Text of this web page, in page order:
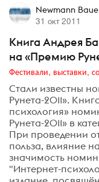
Newmann
31 окт 2011
Книга Андрея
на «Премию
Фестивали, выставки,
Стали известны
Рунета-2011».
психология»
Рунета-2011» в
При проведении
польза, влияние
значимость
"Интернет-